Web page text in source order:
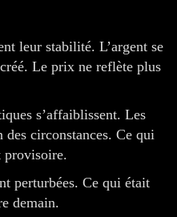
leur stabilité. L’argent se
Le prix ne reflète plus
s’affaiblissent. Les
des circonstances. Ce qui
provisoire.
perturbées. Ce qui était
demain.